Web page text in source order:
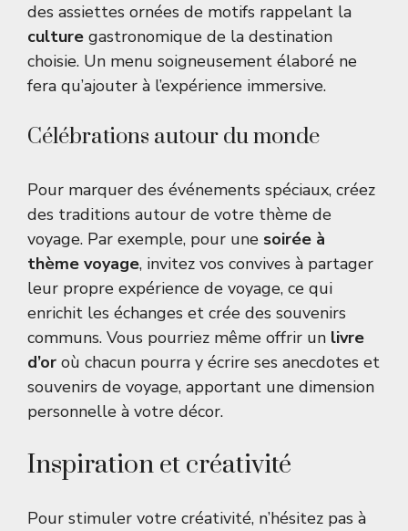
des assiettes ornées de motifs rappelant la
culture gastronomique de la destination
choisie. Un menu soigneusement élaboré ne
fera qu’ajouter à l’expérience immersive.
Célébrations autour du monde
Pour marquer des événements spéciaux, créez
des traditions autour de votre thème de
voyage. Par exemple, pour une soirée à
thème voyage, invitez vos convives à partager
leur propre expérience de voyage, ce qui
enrichit les échanges et crée des souvenirs
communs. Vous pourriez même offrir un livre
d’or où chacun pourra y écrire ses anecdotes et
souvenirs de voyage, apportant une dimension
personnelle à votre décor.
Inspiration et créativité
Pour stimuler votre créativité, n’hésitez pas à